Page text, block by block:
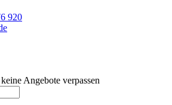
920
Angebote verpassen